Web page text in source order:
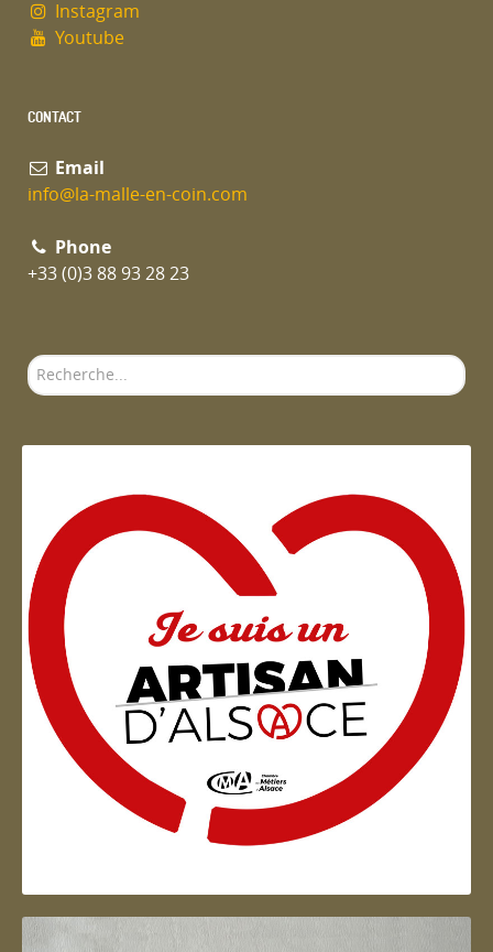
Instagram
Youtube
CONTACT
Email
info@la-malle-en-coin.com
Phone
+33 (0)3 88 93 28 23
Rechercher
Artisan d'Alsace